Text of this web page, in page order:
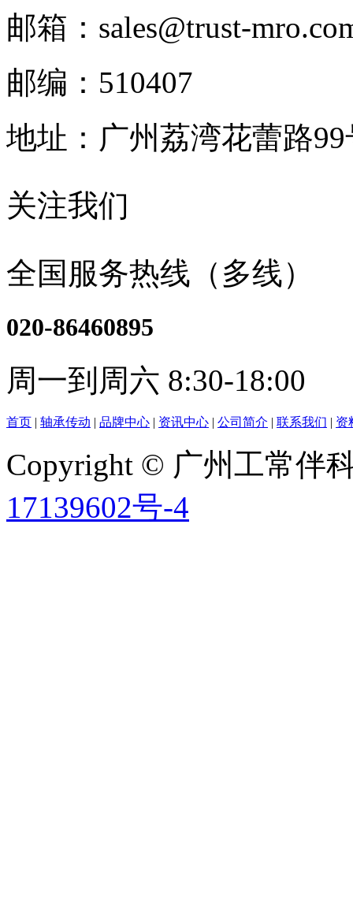
邮箱：sales@trust-
邮编：510407
地址：广州荔湾花蕾路
关注我们
全国服务热线（多线）
020-86460895
周一到周六 8:30-18:00
首页 | 轴承传动 | 品牌中心 | 资讯中心 | 公司简介 | 联系我们 | 资
Copyright © 广州工常伴
17139602号-4